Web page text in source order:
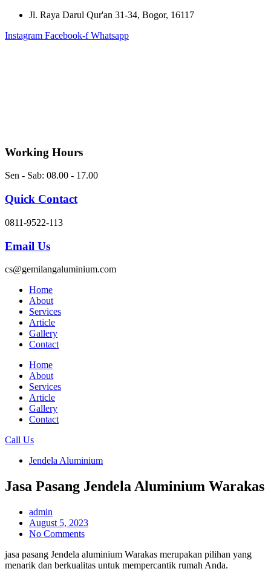
Skip
content
Jl. Raya Darul Qur'an 31-34, Bogor, 16117
Instagram Facebook-f Whatsapp
Working Hours
Sen - Sab: 08.00 - 17.00
Quick Contact
0811-9522-113
Email Us
cs@gemilangaluminium.com
Home
About
Services
Article
Gallery
Contact
Home
About
Services
Article
Gallery
Contact
Call Us
Jendela Aluminium
Jasa Pasang Jendela Aluminium Warakas
admin
August 5, 2023
No Comments
jasa pasang Jendela aluminium Warakas merupakan pilihan yang
menarik dan berkualitas untuk mempercantik rumah Anda.